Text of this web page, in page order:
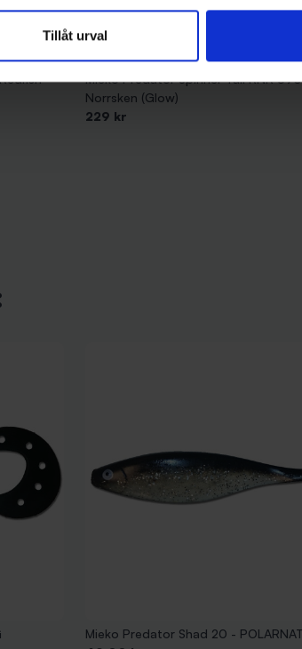
Tillåt urval
Mieko Predator
Mieko Predator Spinner Tail RNR
Norrsken (Glow)
229 kr
Mieko Predator Shad 20 -